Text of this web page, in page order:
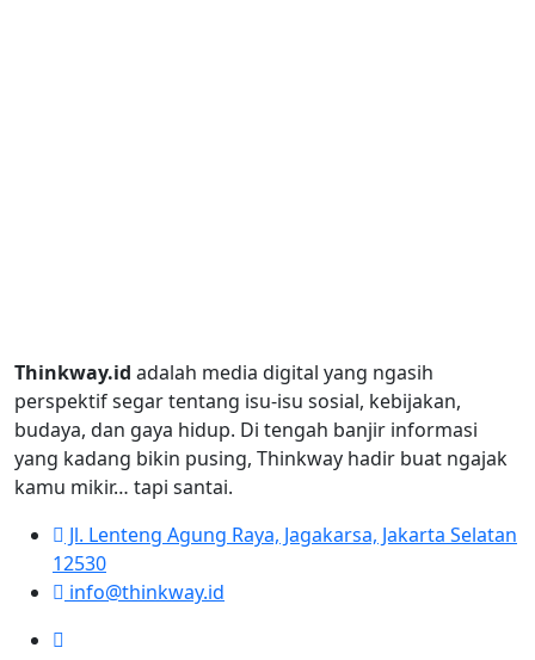
Thinkway.id adalah media digital yang ngasih
perspektif segar tentang isu-isu sosial, kebijakan,
budaya, dan gaya hidup. Di tengah banjir informasi
yang kadang bikin pusing, Thinkway hadir buat ngajak
kamu mikir… tapi santai.
Jl. Lenteng Agung Raya, Jagakarsa, Jakarta Selatan
12530
info@thinkway.id